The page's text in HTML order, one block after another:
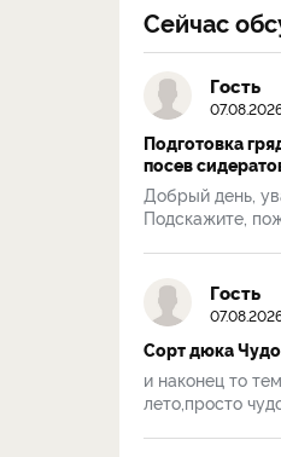
Сейчас
Гость
Подготовка
посев
Добрый день,
Подскажите,
Гость
Сорт дюка
и наконец то
лето,просто